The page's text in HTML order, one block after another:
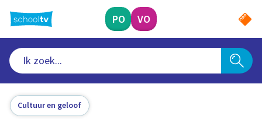
naar
hoofdinhoud
PO VO
Cultuur en geloof